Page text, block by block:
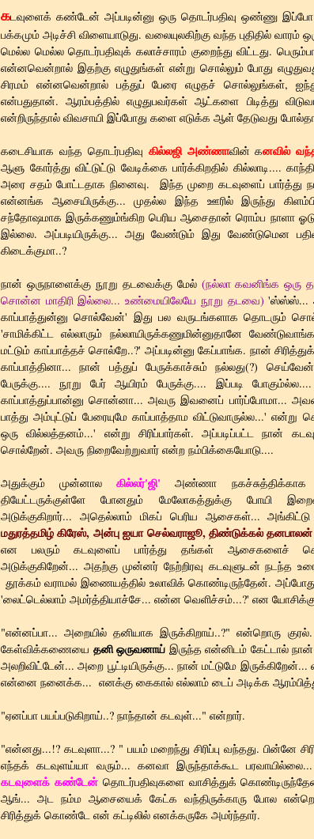
கடவுளைக் கண்டேன் அப்படின்னு ஒரு தொடர்பதிவு ஒண்ணு
பக்கமும் அடிச்சி விளையாடுது. வலையுலகிற்கு வந்த புதிதில்
மெல்ல மெல்ல தொடர்பதிவுக் கலாச்சாரம் குறைந்து விட்டது.
என்னவென்றால் இதற்கு எழுதுங்கள் என்று சொல்லும் போது
சிரமம் என்னவென்றால் பத்துப் பேரை எழுதச் சொல்லுங்கள்,
என்பதுதான். ஆரம்பத்தில் எழுதுபவர்கள் ஆட்களை பிடித்து
என்றிருந்தால் விவசாயி இப்போது களை எடுக்க ஆள் தேடுவது
கடைசியாக வந்த தொடர்பதிவு கில்லஜி அண்ணாவின் கனவில்
ஆளு கோர்த்து விட்டுட்டு வேடிக்கை பார்க்கிறதில் கில்லாடி....
அரை சதம் போட்டதாக நினைவு. இந்த முறை கடவுளைப்
என்னங்க ஆசையிருக்கு... முதல்ல இந்த ஊரில் இருந்து
சந்தோஷமாக இருக்கணும்ங்கிற பெரிய ஆசைதான் ரொம்ப நாளா
இல்லை. அப்படியிருக்கு... அது வேண்டும் இது வேண்டுமென
கிடைக்குமா..?
நான் ஒருநாளைக்கு நூறு தடவைக்கு மேல் (நல்லா கவனிங்க
சொன்ன மாதிரி இல்லை... உண்மையிலேயே நூறு தடவை) 'ஸ்ஸ்ஸ்...
காப்பாத்துன்னு சொல்வேன்' இது பல வருடங்களாக தொடரும்
'சாமிக்கிட்ட எல்லாரும் நல்லாயிருக்கணுமின்னுதானே
மட்டும் காப்பாத்தச் சொல்றே..?' அப்படின்னு கேப்பாங்க. நான்
காப்பாத்தினா... நான் பத்துப் பேருக்காச்சும் நல்லது(?)
பேருக்கு.... நூறு பேர் ஆயிரம் பேருக்கு.... இப்படி
காப்பாத்துப்பான்னு சொன்னா... அவரு இவனைப் பார்ப்போமா...
பாத்து அம்புட்டுப் பேரையுமே காப்பாத்தாம விட்டுவாருல்ல...'
ஒரு வில்லத்தனம்...' என்று சிரிப்பார்கள். அப்படிப்பட்ட நான்
சொல்றேன். அவரு நிறைவேற்றுவார் என்ற நம்பிக்கையோடு....
அதுக்கும் முன்னாலகில்லர்'ஜி' அண்ணா
தியேட்டருக்குள்ளே போனதும் மேலோகத்துக்கு போயி
அடுக்குகிறார்... அதெல்லாம் மிகப் பெரிய ஆசைகள்...
மதுரத்தமிழ் கிரேஸ், அன்பு ஐயா செல்வராஜூ, திண்டுக்கல்
என பலரும் கடவுளைப் பார்த்து தங்கள் ஆசைகளைச்
அடுக்குகிறேன்... அதற்கு முன்னர் நேற்றிரவு கடவுளுடன் நடந்த
தூக்கம் வராமல் இணையத்தில் உலாவிக் கொண்டிருந்தேன். அப்போது
'லைட்டெல்லாம் அமர்த்தியாச்சே... என்ன வெளிச்சம்...?' என
"என்னப்பா... அறையில் தனியாக இருக்கிறாய்..?" என்றொரு
கேள்விக்கணையை தனி ஒருவனாய் இருந்த என்னிடம் கேட்டால்
அலறிவிட்டேன்... அறை பூட்டியிருக்கு... நான் மட்டுமே
என்னை நனைக்க... எனக்கு கைகால் எல்லாம் டைப் அடிக்க
"ஏனப்பா பயப்படுகிறாய்..? நாந்தான் கடவுள்..." என்றார்.
"என்னது...!? கடவுளா...? " பயம் மறைந்து சிரிப்பு வந்தது. பின்னே
எந்தக் கடவுளய்யா வரும்... கனவா இருந்தாக்கூட
கடவுளைக் கண்டேன்தொடர்பதிவுகளை வாசித்துக்
ஆங்... அட நம்ம ஆசையைக் கேட்க வந்திருக்காரு போல
சிரித்துக் கொண்டே என் கட்டிலில் எனக்கருகே அமர்ந்தார்.